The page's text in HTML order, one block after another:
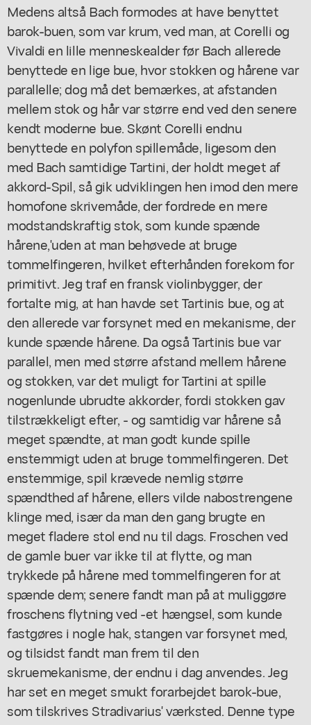
Medens altså Bach formodes at have benyttet
barok-buen, som var krum, ved man, at Corelli og
Vivaldi en lille menneskealder før Bach allerede
benyttede en lige bue, hvor stokken og hårene var
parallelle; dog må det bemærkes, at afstanden
mellem stok og hår var større end ved den senere
kendt moderne bue. Skønt Corelli endnu
benyttede en polyfon spillemåde, ligesom den
med Bach samtidige Tartini, der holdt meget af
akkord-Spil, så gik udviklingen hen imod den mere
homofone skrivemåde, der fordrede en mere
modstandskraftig stok, som kunde spænde
hårene,'uden at man behøvede at bruge
tommelfingeren, hvilket efterhånden forekom for
primitivt. Jeg traf en fransk violinbygger, der
fortalte mig, at han havde set Tartinis bue, og at
den allerede var forsynet med en mekanisme, der
kunde spænde hårene. Da også Tartinis bue var
parallel, men med større afstand mellem hårene
og stokken, var det muligt for Tartini at spille
nogenlunde ubrudte akkorder, fordi stokken gav
tilstrækkeligt efter, - og samtidig var hårene så
meget spændte, at man godt kunde spille
enstemmigt uden at bruge tommelfingeren. Det
enstemmige, spil krævede nemlig større
spændthed af hårene, ellers vilde nabostrengene
klinge med, især da man den gang brugte en
meget fladere stol end nu til dags. Froschen ved
de gamle buer var ikke til at flytte, og man
trykkede på hårene med tommelfingeren for at
spænde dem; senere fandt man på at muliggøre
froschens flytning ved -et hængsel, som kunde
fastgøres i nogle hak, stangen var forsynet med,
og tilsidst fandt man frem til den
skruemekanisme, der endnu i dag anvendes. Jeg
har set en meget smukt forarbejdet barok-bue,
som tilskrives Stradivarius' værksted. Denne type